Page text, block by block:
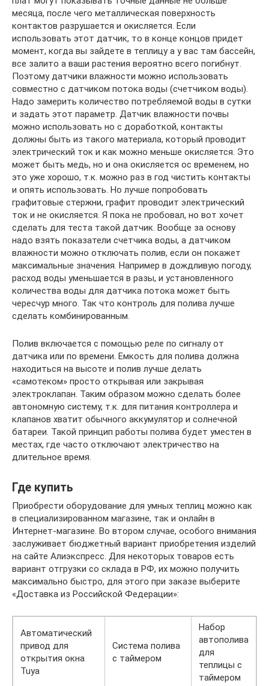
месяца, после чего металлическая поверхность
контактов разрушается и окисляется. Если
использовать этот датчик, то в конце концов придет
момент, когда вы зайдете в теплицу а у вас там бассейн,
все залито а ваши растения вероятно всего погибнут.
Поэтому датчики влажности можно использовать
совместно с датчиком потока воды (счетчиком воды).
Надо замерить количество потребляемой воды в сутки
и задать этот параметр. Датчик влажности почвы
можно использовать но с доработкой, контакты
должны быть из такого материала, который проводит
электрический ток и как можно меньше окисляется. Это
может быть медь, но и она окисляется ос временем, но
это уже хорошо, т.к. можно раз в год чистить контакты
и опять использовать. Но лучше попробовать
графитовые стержни, графит проводит электрический
ток и не окисляется. Я пока не пробовал, но вот хочет
сделать для теста такой датчик. Вообще за основу
надо взять показатели счетчика воды, а датчиком
влажности можно отключать полив, если он покажет
максимальные значения. Например в дождливую погоду,
расход воды уменьшается в разы, и установленного
количества воды для датчика потока может быть
чересчур много. Так что контроль для полива лучше
сделать комбинированным.
Полив включается с помощью реле по сигналу от
датчика или по времени. Емкость для полива должна
находиться на высоте и полив лучше делать
«самотеком» просто открывая или закрывая
электроклапан. Таким образом можно сделать более
автономную систему, т.к. для питания контроллера и
клапанов хватит обычного аккумулятор и солнечной
батареи. Такой принцип работы полива будет уместен в
местах, где часто отключают электричество на
длительное время.
Где купить
Приобрести оборудование для умных теплиц можно как
в специализированном магазине, так и онлайн в
Интернет-магазине. Во втором случае, особого внимания
заслуживает бюджетный вариант приобретения изделий
на сайте Алиэкспресс. Для некоторых товаров есть
вариант отгрузки со склада в РФ, их можно получить
максимально быстро, для этого при заказе выберите
«Доставка из Российской Федерации»:
Автоматический
привод для
открытия окна
Tuya
Система полива
с таймером
Набор
автополива
для
теплицы с
таймером